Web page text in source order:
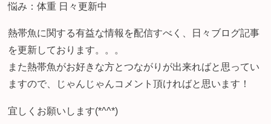
悩み：体重 日々更新中
熱帯魚に関する有益な情報を配信すべく、日々ブログ記事
を更新しております。。。
また熱帯魚がお好きな方とつながりが出来ればと思ってい
ますので、じゃんじゃんコメント頂ければと思います！
宜しくお願いします(*^^*)